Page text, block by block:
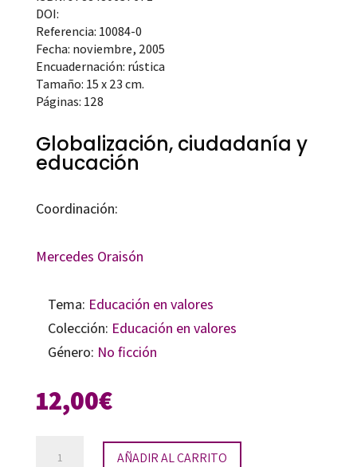
DOI:
Referencia: 10084-0
Fecha: noviembre, 2005
Encuadernación: rústica
Tamaño: 15 x 23 cm.
Páginas: 128
Globalización, ciudadanía y
educación
Coordinación:
Mercedes Oraisón
Tema: Educación en valores
Colección: Educación en valores
Género: No ficción
12,00€
Globalización,
AÑADIR AL CARRITO